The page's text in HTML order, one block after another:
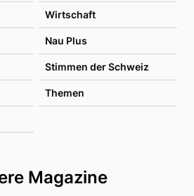
Wirtschaft
Nau Plus
Stimmen der Schweiz
Themen
Magazine